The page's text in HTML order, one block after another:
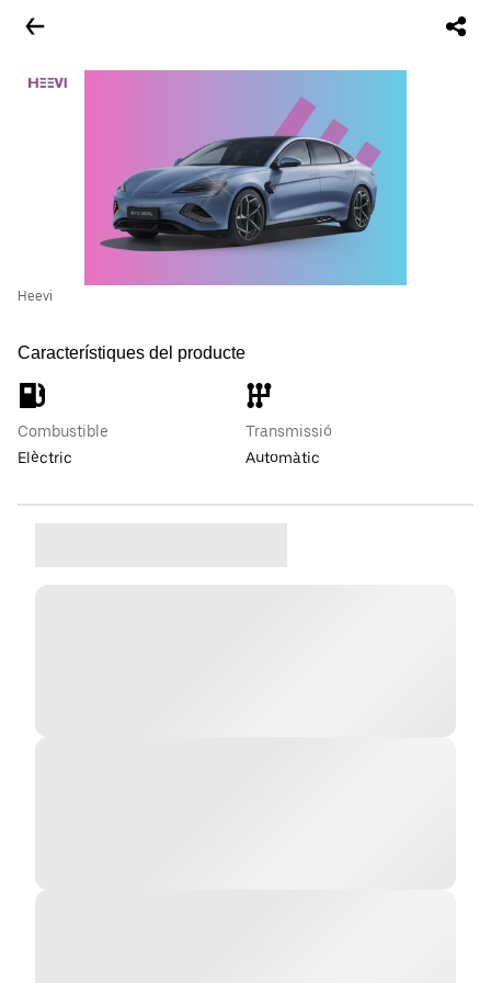
Heevi
Característiques del producte
Combustible
Elèctric
Transmissió
Automàtic